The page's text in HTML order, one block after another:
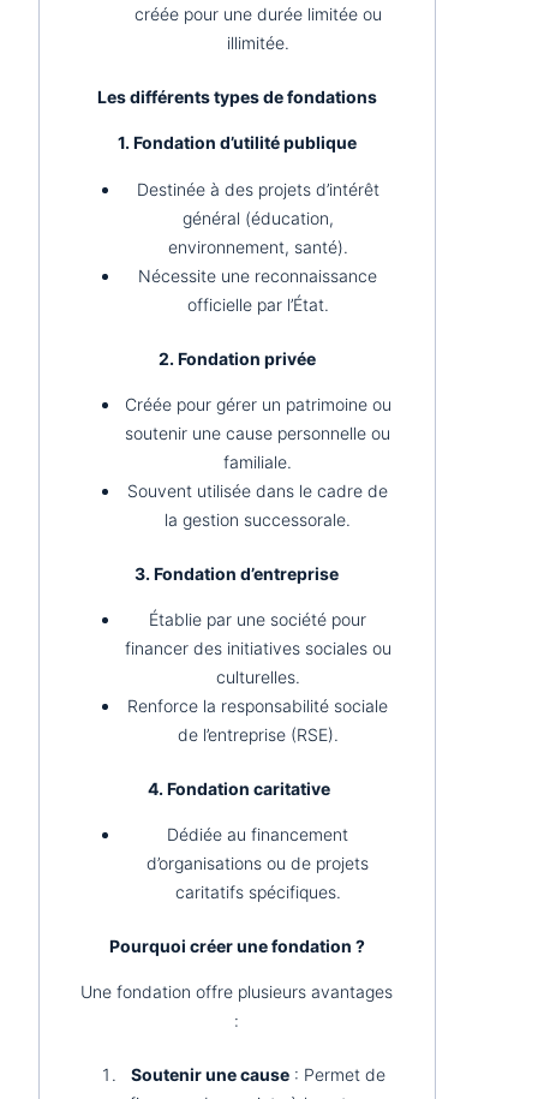
créée pour une durée limitée ou
illimitée.
Les différents types de fondations
1. Fondation d’utilité publique
Destinée à des projets d’intérêt
général (éducation,
environnement, santé).
Nécessite une reconnaissance
officielle par l’État.
2. Fondation privée
Créée pour gérer un patrimoine ou
soutenir une cause personnelle ou
familiale.
Souvent utilisée dans le cadre de
la gestion successorale.
3. Fondation d’entreprise
Établie par une société pour
financer des initiatives sociales ou
culturelles.
Renforce la responsabilité sociale
de l’entreprise (RSE).
4. Fondation caritative
Dédiée au financement
d’organisations ou de projets
caritatifs spécifiques.
Pourquoi créer une fondation ?
Une fondation offre plusieurs avantages
:
Soutenir une cause: Permet de